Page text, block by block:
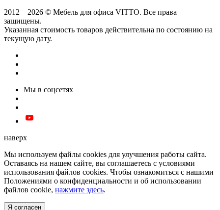
2012—2026 © Мебель для офиса VITTO. Все права
защищены.
Указанная стоимость товаров действительна по состоянию на
текущую дату.
Мы в соцсетях
наверх
Мы используем файлы cookies для улучшения работы сайта.
Оставаясь на нашем сайте, вы соглашаетесь с условиями
использования файлов cookies. Чтобы ознакомиться с нашими
Положениями о конфиденциальности и об использовании
файлов cookie, нажмите здесь.
Я согласен